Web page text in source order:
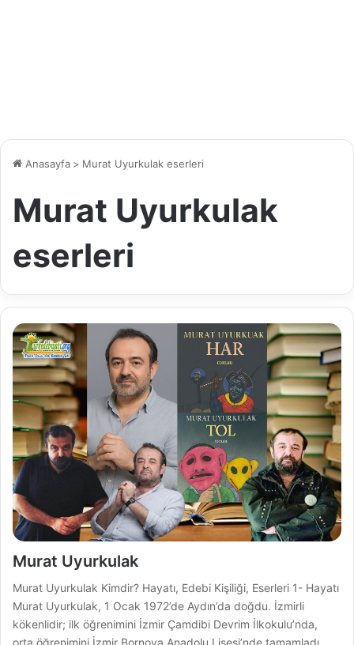
Anasayfa > Murat Uyurkulak eserleri
Murat Uyurkulak
eserleri
Murat Uyurkulak
Murat Uyurkulak Kimdir? Hayatı, Edebi Kişiliği, Eserleri 1- Hayatı
Murat Uyurkulak, 1 Ocak 1972’de Aydın’da doğdu. İzmirli
kökenlidir; ilk öğrenimini İzmir Çamdibi Devrim İlkokulu’nda,